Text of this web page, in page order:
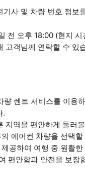
사 및 차량 번호 정보
전 오후 18:00 (현지
고객님께 연락할 수 있
렌트 서비스를 이용
.
지역을 편안하게 둘러
에어컨 차량을 선택할
공하여 여행 중 원활
편안함과 안전을 보장